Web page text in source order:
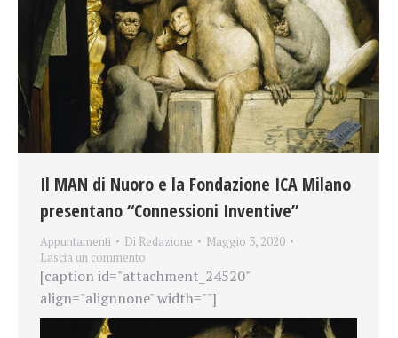
Il MAN di Nuoro e la Fondazione ICA Milano
presentano “Connessioni Inventive”
Appuntamenti Di Redazione
Maggio 3, 2020
Lascia un commento
[caption id="attachment_24520"
align="alignnone" width=""]